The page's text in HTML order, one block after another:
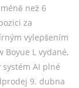
než 6
za
vylepšením
Boyue L vydané,
AI plné
9. dubna